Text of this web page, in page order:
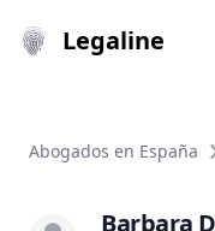
Legaline
Abogados en España
Barbara